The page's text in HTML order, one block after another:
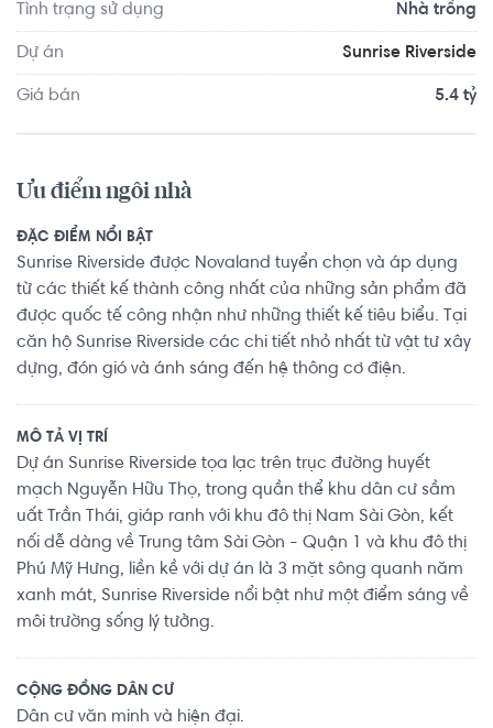
chuyển với đầy đủ các tiện ích về y tế, giáo dục và giải trí.
Tình trạng sử dụng Nhà trống
Dự án Sunrise Riverside
Giá bán 5.4 tỷ
Ưu điểm ngôi nhà
ĐẶC ĐIỂM NỔI BẬT
Sunrise Riverside được Novaland tuyển chọn và áp dụng
từ các thiết kế thành công nhất của những sản phẩm đã
được quốc tế công nhận như những thiết kế tiêu biểu. Tại
căn hộ Sunrise Riverside các chi tiết nhỏ nhất từ vật tư xây
dựng, đón gió và ánh sáng đến hệ thông cơ điện.
MÔ TẢ VỊ TRÍ
Dự án Sunrise Riverside tọa lạc trên trục đường huyết
mạch Nguyễn Hữu Thọ, trong quần thể khu dân cư sầm
uất Trần Thái, giáp ranh với khu đô thị Nam Sài Gòn, kết
nối dễ dàng về Trung tâm Sài Gòn - Quận 1 và khu đô thị
Phú Mỹ Hưng, liền kề với dự án là 3 mặt sông quanh năm
xanh mát, Sunrise Riverside nổi bật như một điểm sáng về
môi trường sống lý tưởng.
CỘNG ĐỒNG DÂN CƯ
Dân cư văn minh và hiện đại.